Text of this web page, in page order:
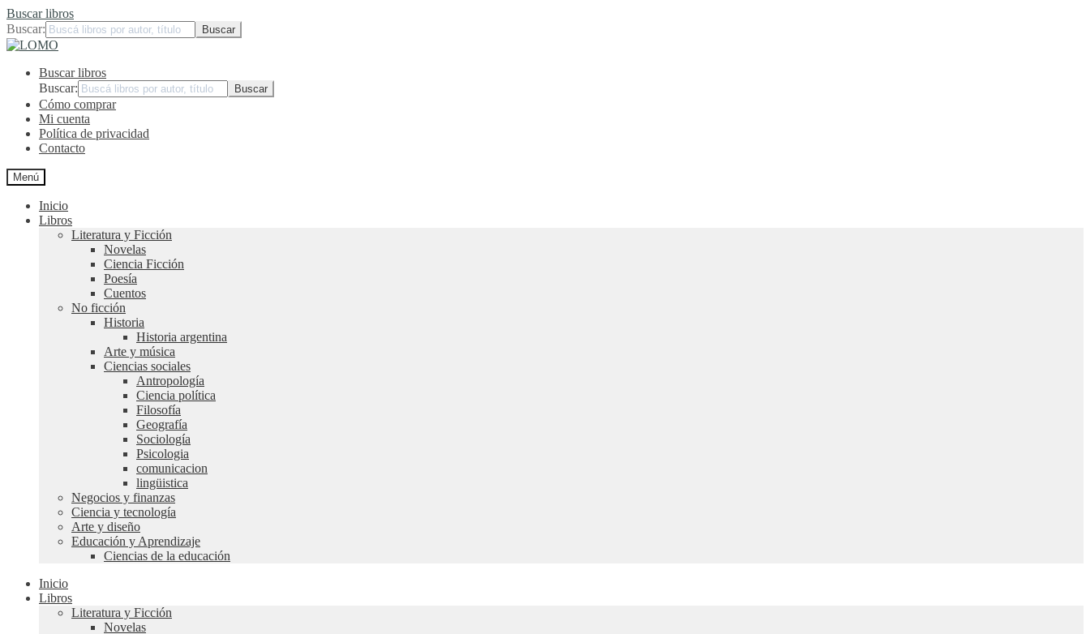
Buscar libros
Buscar:
Ir
navegación
Ir
contenidoBuscar libros
Buscar:
Cómo comprar
Mi cuenta
Política de privacidad
Contacto
Menú
Inicio
Libros
Literatura y Ficción
Novelas
Ciencia Ficción
Poesía
Cuentos
No ficción
Historia
Historia argentina
Arte y música
Ciencias sociales
Antropología
Ciencia política
Filosofía
Geografía
Sociología
Psicologia
comunicacion
lingüistica
Negocios y finanzas
Ciencia y tecnología
Arte y diseño
Educación y Aprendizaje
Ciencias de la educación
Inicio
Libros
Literatura y Ficción
Novelas